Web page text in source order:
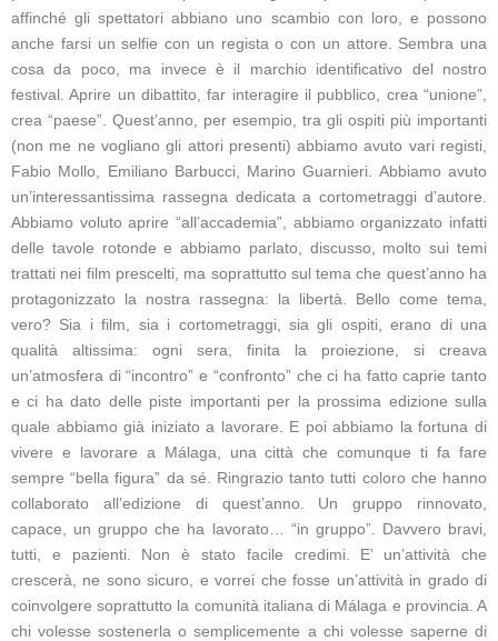
affinché gli spettatori abbiano uno scambio con loro, e possono
anche farsi un selfie con un regista o con un attore. Sembra una
cosa da poco, ma invece è il marchio identificativo del nostro
festival. Aprire un dibattito, far interagire il pubblico, crea “unione”,
crea “paese”. Quest’anno, per esempio, tra gli ospiti più importanti
(non me ne vogliano gli attori presenti) abbiamo avuto vari registi,
Fabio Mollo, Emiliano Barbucci, Marino Guarnieri. Abbiamo avuto
un’interessantissima rassegna dedicata a cortometraggi d’autore.
Abbiamo voluto aprire “all’accademia”, abbiamo organizzato infatti
delle tavole rotonde e abbiamo parlato, discusso, molto sui temi
trattati nei film prescelti, ma soprattutto sul tema che quest’anno ha
protagonizzato la nostra rassegna: la libertà. Bello come tema,
vero? Sia i film, sia i cortometraggi, sia gli ospiti, erano di una
qualità altissima: ogni sera, finita la proiezione, si creava
un’atmosfera di “incontro” e “confronto” che ci ha fatto caprie tanto
e ci ha dato delle piste importanti per la prossima edizione sulla
quale abbiamo già iniziato a lavorare. E poi abbiamo la fortuna di
vivere e lavorare a Málaga, una città che comunque ti fa fare
sempre “bella figura” da sé. Ringrazio tanto tutti coloro che hanno
collaborato all’edizione di quest’anno. Un gruppo rinnovato,
capace, un gruppo che ha lavorato… “in gruppo”. Davvero bravi,
tutti, e pazienti. Non è stato facile credimi. E’ un’attività che
crescerà, ne sono sicuro, e vorrei che fosse un’attività in grado di
coinvolgere soprattutto la comunità italiana di Málaga e provincia. A
chi volesse sostenerla o semplicemente a chi volesse saperne di